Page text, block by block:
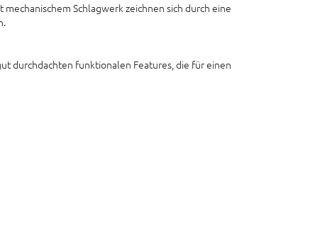
Schlagwerk zeichnen sich durch eine
durchdachten funktionalen Features, die für einen